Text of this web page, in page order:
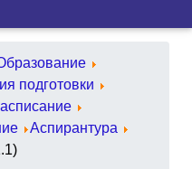
подготовки
Аспирантура